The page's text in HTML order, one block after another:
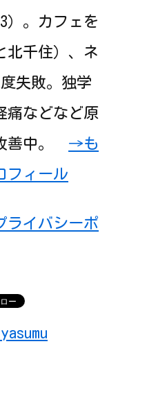
）。カフェを
北千住）、ネ
失敗。独学
痛などなど原
善中。 →も
フィール
ライバシーポ